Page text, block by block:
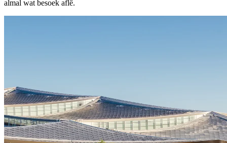
almal wat besoek aflê.